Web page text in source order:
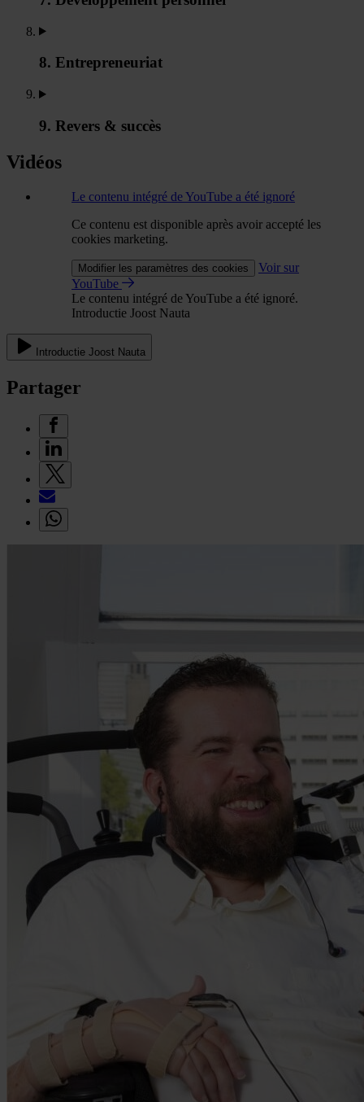
8. Entrepreneuriat
9. Revers & succès
Vidéos
Le contenu intégré de YouTube a été ignoré
Ce contenu est disponible après avoir accepté les
cookies marketing.
Modifier les paramètres des cookies
Voir sur
YouTube
Le contenu intégré de YouTube a été ignoré.
Introductie Joost Nauta
Introductie Joost Nauta
Partager